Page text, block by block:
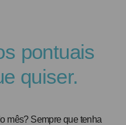
pontuais
quiser.
mês? Sempre que tenha